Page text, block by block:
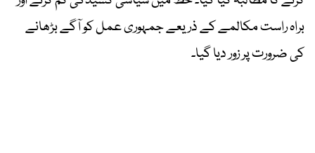
براہ راست مکالمے کے ذریعے جمہوری عمل کو آگے بڑھانے
کی ضرورت پر زور دیا گیا۔